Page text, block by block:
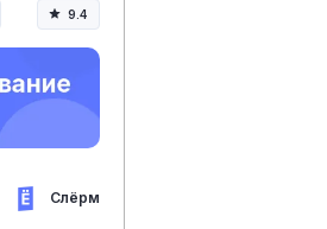
9.4
Слёрм